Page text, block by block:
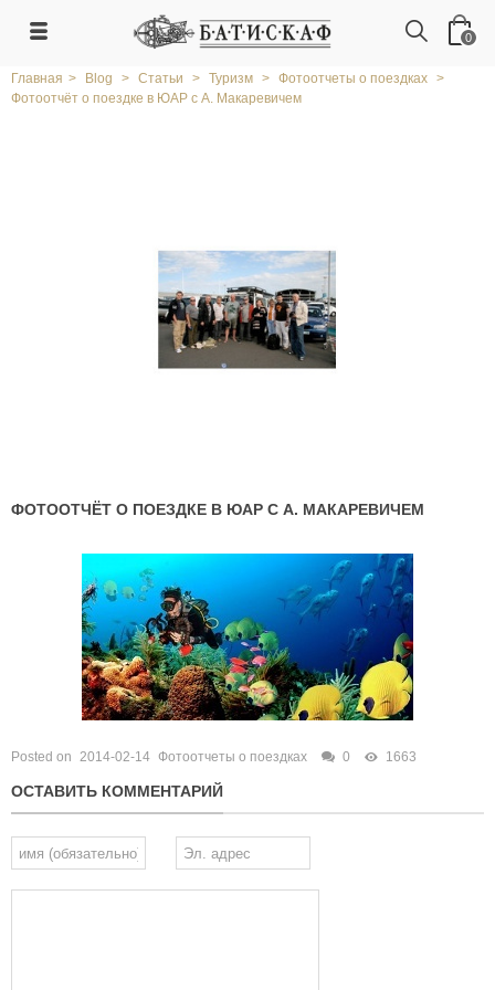
0
Главная > Blog > Статьи > Туризм > Фотоотчеты о поездках >
Фотоотчёт о поездке в ЮАР с А. Макаревичем
ФОТООТЧЁТ О ПОЕЗДКЕ В ЮАР С А. МАКАРЕВИЧЕМ
Posted on 2014-02-14 Фотоотчеты о поездках 0 1663
ОСТАВИТЬ КОММЕНТАРИЙ